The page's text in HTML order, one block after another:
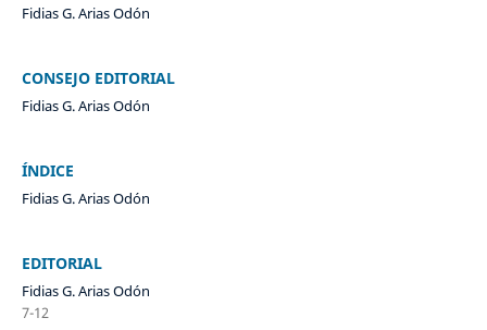
Fidias G. Arias Odón
CONSEJO EDITORIAL
Fidias G. Arias Odón
ÍNDICE
Fidias G. Arias Odón
EDITORIAL
Fidias G. Arias Odón
7-12